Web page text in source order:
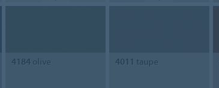
4184olive 4011 taupe